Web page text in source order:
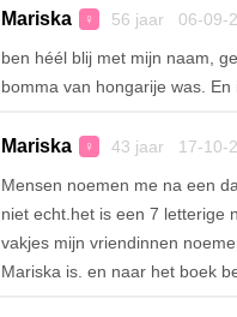
Mariska ♀ 56 jaar 06-09-
ben héél blij met mijn naam,
bomma van hongarije was.
Mariska ♀ 43 jaar 17-10-
Mensen noemen me na een
niet echt.het is een 7 letterige
vakjes mijn vriendinnen
Mariska is. en naar het boek